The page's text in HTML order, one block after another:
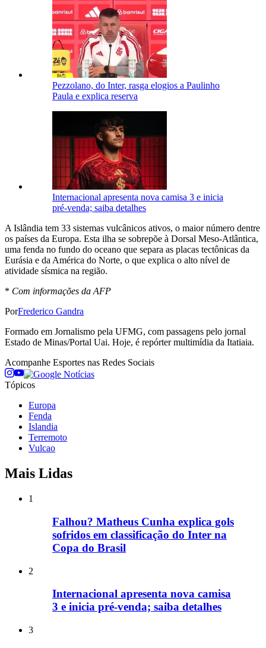
Pezzolano, do Inter, rasga elogios a Paulinho
Paula e explica reserva
Internacional apresenta nova camisa 3 e inicia
pré-venda; saiba detalhes
A Islândia tem 33 sistemas vulcânicos ativos, o maior número dentre
os países da Europa. Esta ilha se sobrepõe à Dorsal Meso-Atlântica,
uma fenda no fundo do oceano que separa as placas tectônicas da
Eurásia e da América do Norte, o que explica o alto nível de
atividade sísmica na região.
* Com informações da AFP
PorFrederico Gandra
Formado em Jornalismo pela UFMG, com passagens pelo jornal
Estado de Minas/Portal Uai. Hoje, é repórter multimídia da Itatiaia.
Acompanhe Esportes nas Redes Sociais
Tópicos
Europa
Fenda
Islandia
Terremoto
Vulcao
Mais Lidas
1
Falhou? Matheus Cunha explica gols
sofridos em classificação do Inter na
Copa do Brasil
2
Internacional apresenta nova camisa
3 e inicia pré-venda; saiba detalhes
3